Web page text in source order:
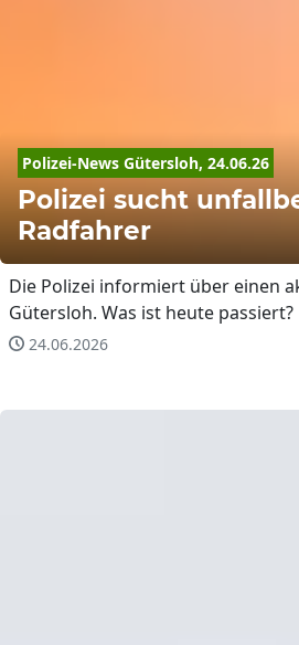
Polizei-News Gütersloh, 24.06.26
Polizei sucht
Radfahrer
Die Polizei informiert über einen
Gütersloh. Was ist heute passiert?
24.06.2026